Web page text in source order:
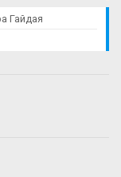
Гайдая